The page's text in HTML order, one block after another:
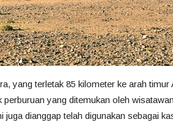
yang terletak 85 kilometer ke arah
perburuan yang ditemukan oleh
juga dianggap telah digunakan sebagai